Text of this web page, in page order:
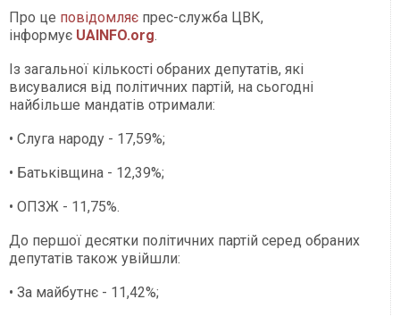
Про це повідомляє прес-служба ЦВК,
інформує UAINFO.org.
Із загальної кількості обраних депутатів, які
висувалися від політичних партій, на сьогодні
найбільше мандатів отримали:
• Слуга народу - 17,59%;
• Батьківщина - 12,39%;
• ОПЗЖ - 11,75%.
До першої десятки політичних партій серед обраних
депутатів також увійшли:
• За майбутнє - 11,42%;